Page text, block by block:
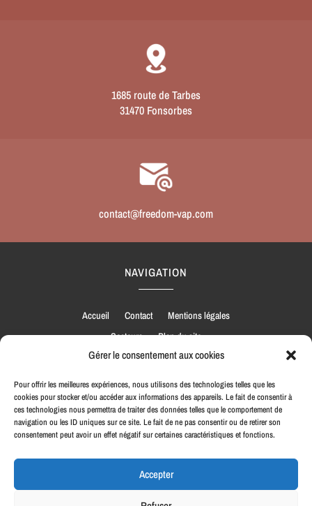
Gérer le consentement aux cookies
Pour offrir les meilleures expériences, nous utilisons des technologies telles que les
cookies pour stocker et/ou accéder aux informations des appareils. Le fait de consentir à
ces technologies nous permettra de traiter des données telles que le comportement de
navigation ou les ID uniques sur ce site. Le fait de ne pas consentir ou de retirer son
consentement peut avoir un effet négatif sur certaines caractéristiques et fonctions.
Accepter
1685 route de Tarbes
31470 Fonsorbes
contact@freedom-vap.com
NAVIGATION
Accueil Contact
Mentions légales
Secteurs
Plan du site
RÉALISATION